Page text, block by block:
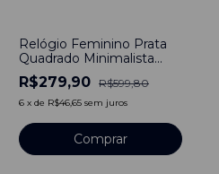
Relógio Feminino Prata
Quadrado Minimalista
Newport Pulseira de
Nylon Rosa 40mm Aço
Inoxidável banhado a
R$279,90 R$599,80
6 x de R$46,65 sem juros
Comprar